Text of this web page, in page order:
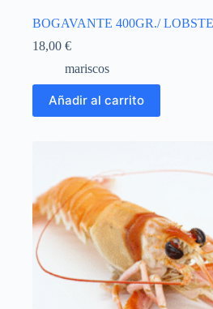
BOGAVANTE 400GR./
18,00 €
mariscos
Añadir al carrito